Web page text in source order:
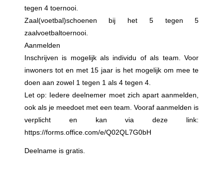
tegen 4 toernooi.
Zaal(voetbal)schoenen bij het 5 tegen 5
zaalvoetbaltoernooi.
Aanmelden
Inschrijven is mogelijk als individu of als team. Voor
inwoners tot en met 15 jaar is het mogelijk om mee te
doen aan zowel 1 tegen 1 als 4 tegen 4.
Let op: Iedere deelnemer moet zich apart aanmelden,
ook als je meedoet met een team. Vooraf aanmelden is
verplicht en kan via deze link:
https://forms.office.com/e/Q02QL7G0bH
Deelname is gratis.